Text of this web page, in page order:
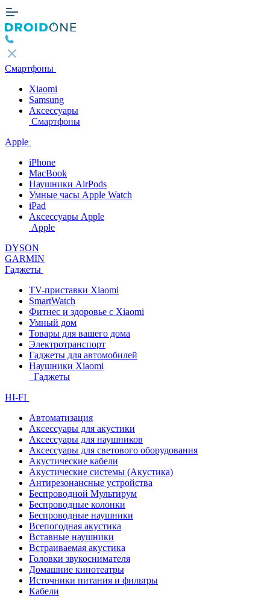
Смартфоны
Xiaomi
Samsung
Аксессуары
Смартфоны
Apple
iPhone
MacBook
Наушники AirPods
Умные часы Apple Watch
iPad
Аксессуары Apple
Apple
DYSON
GARMIN
Гаджеты
TV-приставки Xiaomi
SmartWatch
Фитнес и здоровье с Xiaomi
Умный дом
Товары для вашего дома
Электротранспорт
Гаджеты для автомобилей
Наушники Xiaomi
Гаджеты
HI-FI
Автоматизация
Аксессуары для акустики
Аксессуары для наушников
Аксессуары для светового оборудования
Акустические кабели
Акустические системы (Акустика)
Антирезонансные устройства
Беспроводной Мультирум
Беспроводные колонки
Беспроводные наушники
Всепогодная акустика
Вставные наушники
Встраиваемая акустика
Головки звукоснимателя
Домашние кинотеатры
Источники питания и фильтры
Кабели